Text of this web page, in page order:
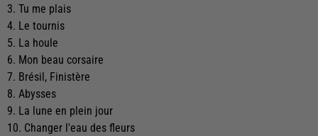
3. Tu me plais
4. Le tournis
5. La houle
6. Mon beau corsaire
7. Brésil, Finistère
8. Abysses
9. La lune en plein jour
10. Changer l'eau des fleurs